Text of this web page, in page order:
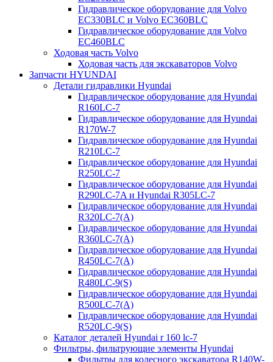
Гидравлическое оборудование для Volvo
EC330BLC и Volvo EC360BLC
Гидравлическое оборудование для Volvo
EC460BLC
Ходовая часть Volvo
Ходовая часть для экскаваторов Volvo
Запчасти HYUNDAI
Детали гидравлики Hyundai
Гидравлическое оборудование для Hyundai
R160LC-7
Гидравлическое оборудование для Hyundai
R170W-7
Гидравлическое оборудование для Hyundai
R210LC-7
Гидравлическое оборудование для Hyundai
R250LC-7
Гидравлическое оборудование для Hyundai
R290LC-7A и Hyundai R305LC-7
Гидравлическое оборудование для Hyundai
R320LC-7(A)
Гидравлическое оборудование для Hyundai
R360LC-7(A)
Гидравлическое оборудование для Hyundai
R450LC-7(A)
Гидравлическое оборудование для Hyundai
R480LC-9(S)
Гидравлическое оборудование для Hyundai
R500LC-7(A)
Гидравлическое оборудование для Hyundai
R520LC-9(S)
Каталог деталей Hyundai r 160 lc-7
Фильтры, фильтрующие элементы Hyundai
Фильтры для колесного экскаватора R140W-